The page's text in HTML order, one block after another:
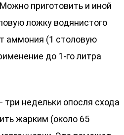
приготовить и иной
ложку водянистого
аммония (1 столовую
до 1-го литра
недельки опосля схода
жарким (около 65